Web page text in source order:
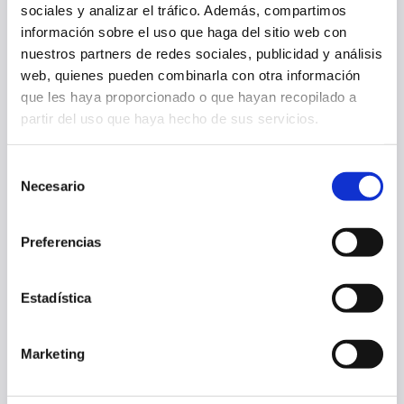
sociales y analizar el tráfico. Además, compartimos
información sobre el uso que haga del sitio web con
nuestros partners de redes sociales, publicidad y análisis
web, quienes pueden combinarla con otra información
que les haya proporcionado o que hayan recopilado a
partir del uso que haya hecho de sus servicios.
Necesario
Preferencias
Estadística
Marketing
EL LUNES 3 DE AGOSTO COMENZARÁ UNA NUEVA EDICIÓN DE